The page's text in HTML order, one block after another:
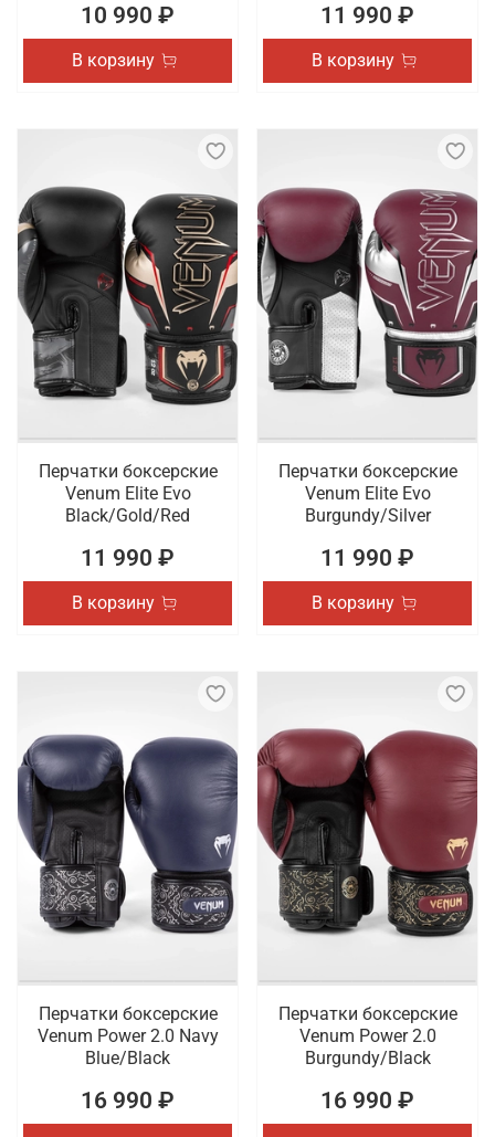
10 990 ₽
В корзину
11 990 ₽
В корзину
Перчатки боксерские
Venum Elite Evo
Black/Gold/Red
11 990 ₽
В корзину
Перчатки боксерские
Venum Elite Evo
Burgundy/Silver
11 990 ₽
В корзину
Перчатки боксерские
Venum Power 2.0 Navy
Blue/Black
16 990 ₽
Перчатки боксерские
Venum Power 2.0
Burgundy/Black
16 990 ₽